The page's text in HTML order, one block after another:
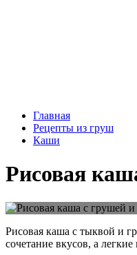
Главная
Рецепты из груш
Каши
Рисовая
Рисовая каша с тыквой и
сочетание вкусов, а